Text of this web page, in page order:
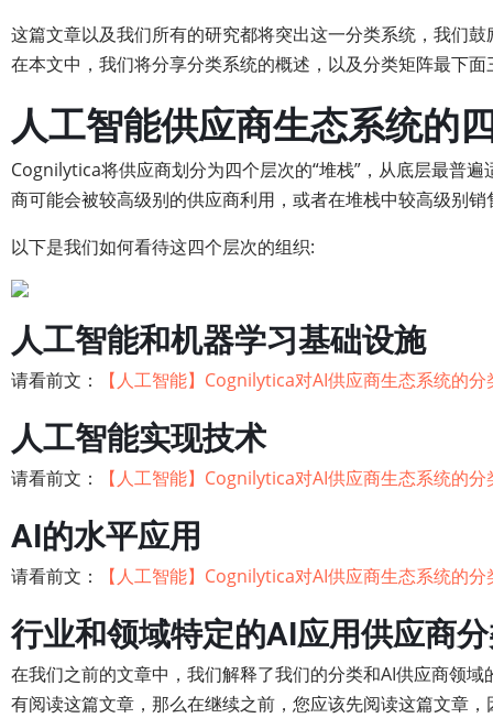
这篇文章以及我们所有的研究都将突出这一分类系统，我们
在本文中，我们将分享分类系统的概述，以及分类矩阵最下
人工智能供应商生态系统的
Cognilytica将供应商划分为四个层次的“堆栈”，从底层最普
商可能会被较高级别的供应商利用，或者在堆栈中较高级别
以下是我们如何看待这四个层次的组织:
人工智能和机器学习基础设施
请看前文： 【人工智能】Cognilytica对AI供应商生态系统的
人工智能实现技术
请看前文： 【人工智能】Cognilytica对AI供应商生态系统的
AI的水平应用
请看前文： 【人工智能】Cognilytica对AI供应商生态系统的
行业和领域特定的AI应用供应商
在我们之前的文章中，我们解释了我们的分类和AI供应商领
有阅读这篇文章，那么在继续之前，您应该先阅读这篇文章